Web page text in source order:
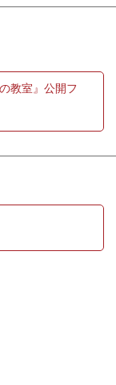
、学習者の特徴
教室』公開フ